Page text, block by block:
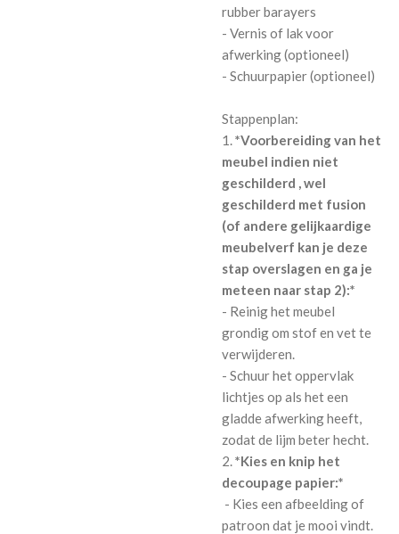
rubber barayers
- Vernis of lak voor
afwerking (optioneel)
- Schuurpapier (optioneel)
Stappenplan:
1.*Voorbereiding van het
meubel indien niet
geschilderd , wel
geschilderd met fusion
(of andere gelijkaardige
meubelverf kan je deze
stap overslagen en ga je
meteen naar stap 2):*
- Reinig het meubel
grondig om stof en vet te
verwijderen.
- Schuur het oppervlak
lichtjes op als het een
gladde afwerking heeft,
zodat de lijm beter hecht.
2.*Kies en knip het
decoupage papier:*
- Kies een afbeelding of
patroon dat je mooi vindt.